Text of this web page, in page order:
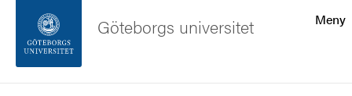
Sidfoten
Meny
Göteborgs universitet